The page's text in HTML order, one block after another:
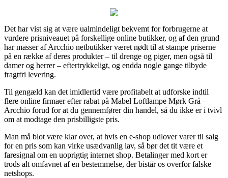
Det har vist sig at være ualmindeligt bekvemt for forbrugerne at
vurdere prisniveauet på forskellige online butikker, og af den grund
har masser af Arcchio netbutikker været nødt til at stampe priserne
på en række af deres produkter – til drenge og piger, men også til
damer og herrer – eftertrykkeligt, og endda nogle gange tilbyde
fragtfri levering.
Til gengæld kan det imidlertid være profitabelt at udforske indtil
flere online firmaer efter rabat på Mabel Loftlampe Mørk Grå –
Arcchio forud for at du gennemfører din handel, så du ikke er i tvivl
om at modtage den prisbilligste pris.
Man må blot være klar over, at hvis en e-shop udlover varer til salg
for en pris som kan virke usædvanlig lav, så bør det tit være et
faresignal om en uoprigtig internet shop. Betalinger med kort er
trods alt omfavnet af en bestemmelse, der bistår os overfor falske
netshops.